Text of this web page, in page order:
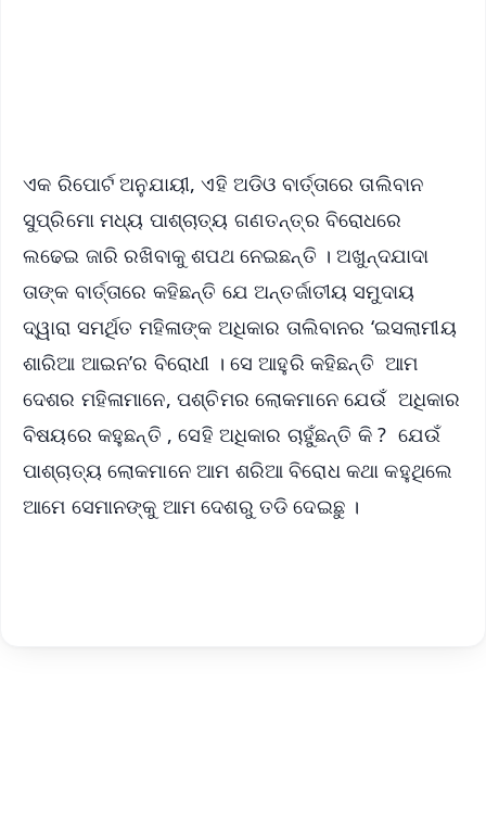
ଏକ ରିପୋର୍ଟ ଅନୁଯାୟୀ, ଏହି ଅଡିଓ ବାର୍ତ୍ତାରେ ତାଲିବାନ
ସୁପ୍ରିମୋ ମଧ୍ୟ ପାଶ୍ଚାତ୍ୟ ଗଣତନ୍ତ୍ର ବିରୋଧରେ
ଲଢେଇ ଜାରି ରଖିବାକୁ ଶପଥ ନେଇଛନ୍ତି । ଅଖୁନ୍ଦଯାଦା
ତାଙ୍କ ବାର୍ତ୍ତାରେ କହିଛନ୍ତି ଯେ ଅନ୍ତର୍ଜାତୀୟ ସମୁଦାୟ
ଦ୍ୱାରା ସମର୍ଥିତ ମହିଳାଙ୍କ ଅଧିକାର ତାଲିବାନର ‘ଇସଲାମୀୟ
ଶାରିଆ ଆଇନ’ର ବିରୋଧୀ । ସେ ଆହୁରି କହିଛନ୍ତି ଆମ
ଦେଶର ମହିଳାମାନେ, ପଶ୍ଚିମର ଲୋକମାନେ ଯେଉଁ ଅଧିକାର
ବିଷୟରେ କହୁଛନ୍ତି , ସେହି ଅଧିକାର ଚାହୁଁଛନ୍ତି କି ? ଯେଉଁ
ପାଶ୍ଚାତ୍ୟ ଲୋକମାନେ ଆମ ଶରିଆ ବିରୋଧ କଥା କହୁଥିଲେ
ଆମେ ସେମାନଙ୍କୁ ଆମ ଦେଶରୁ ତଡି ଦେଇଛୁ ।